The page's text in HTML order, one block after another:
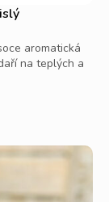
aromatická
na teplých a